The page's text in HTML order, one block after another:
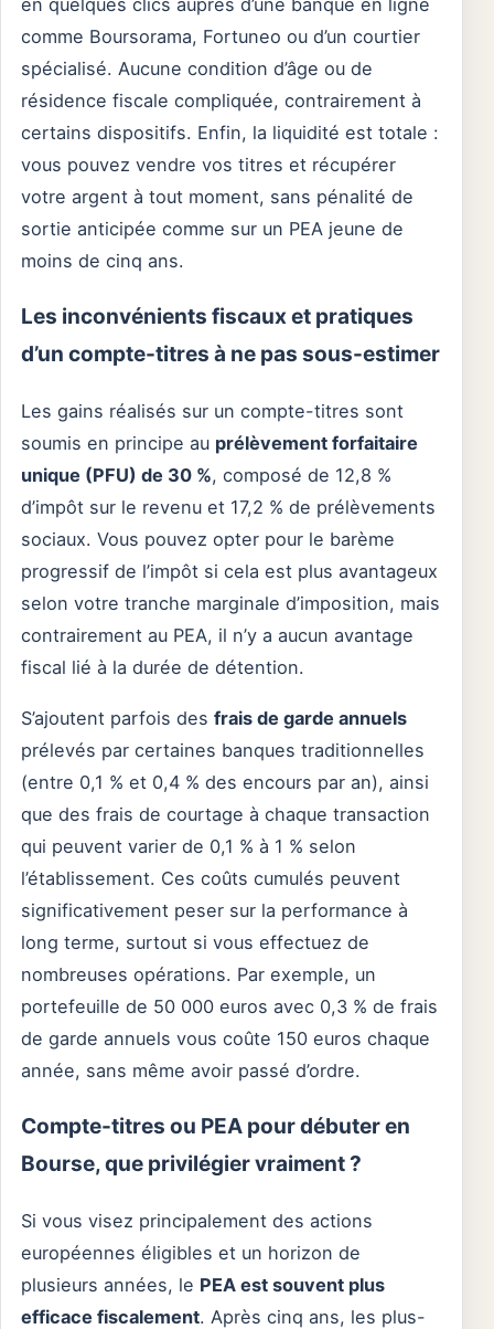
en quelques clics auprès d’une banque en ligne
comme Boursorama, Fortuneo ou d’un courtier
spécialisé. Aucune condition d’âge ou de
résidence fiscale compliquée, contrairement à
certains dispositifs. Enfin, la liquidité est totale :
vous pouvez vendre vos titres et récupérer
votre argent à tout moment, sans pénalité de
sortie anticipée comme sur un PEA jeune de
moins de cinq ans.
Les inconvénients fiscaux et pratiques
d’un compte-titres à ne pas sous-estimer
Les gains réalisés sur un compte-titres sont
soumis en principe au prélèvement forfaitaire
unique (PFU) de 30 %, composé de 12,8 %
d’impôt sur le revenu et 17,2 % de prélèvements
sociaux. Vous pouvez opter pour le barème
progressif de l’impôt si cela est plus avantageux
selon votre tranche marginale d’imposition, mais
contrairement au PEA, il n’y a aucun avantage
fiscal lié à la durée de détention.
S’ajoutent parfois des frais de garde annuels
prélevés par certaines banques traditionnelles
(entre 0,1 % et 0,4 % des encours par an), ainsi
que des frais de courtage à chaque transaction
qui peuvent varier de 0,1 % à 1 % selon
l’établissement. Ces coûts cumulés peuvent
significativement peser sur la performance à
long terme, surtout si vous effectuez de
nombreuses opérations. Par exemple, un
portefeuille de 50 000 euros avec 0,3 % de frais
de garde annuels vous coûte 150 euros chaque
année, sans même avoir passé d’ordre.
Compte-titres ou PEA pour débuter en
Bourse, que privilégier vraiment ?
Si vous visez principalement des actions
européennes éligibles et un horizon de
plusieurs années, le PEA est souvent plus
efficace fiscalement. Après cinq ans, les plus-